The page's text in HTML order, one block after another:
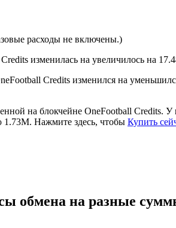
в качестве обеспечения
расходы не включены.)
изменилась на увеличилось на
Credits изменился на
на блокчейне OneFootball
Нажмите здесь, чтобы Купить
обмена на разные